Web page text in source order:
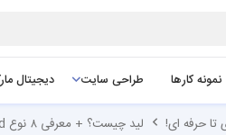
نمونه کارها طراحی سایت دیجیتال
تا حرفه ای! لید چیست؟ + معرفی ۸ نوع lead برای جذب مشتری